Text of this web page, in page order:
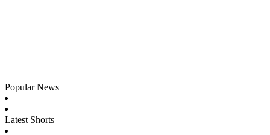
Popular News
Latest Shorts